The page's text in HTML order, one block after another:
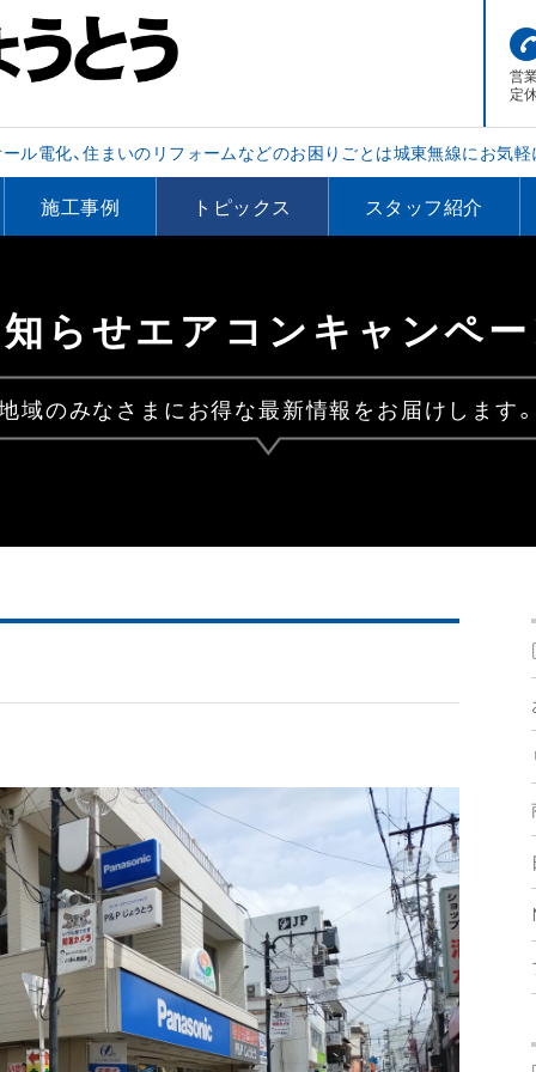
営
定
ル電化、住まいのリフォームなどのお困りごとは城東無線にお気軽
施工事例 トピックス スタッフ紹介
らせエアコンキャンペ
域のみなさまにお得な最新情報をお届けします